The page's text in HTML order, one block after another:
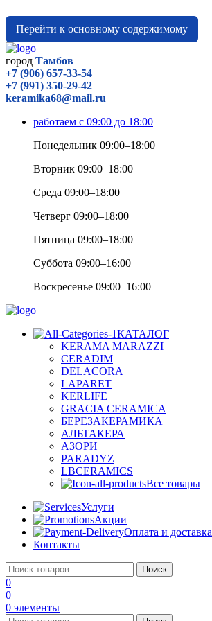
Перейти к основному содержимому
город Тамбов
+7 (906) 657-33-54
+7 (991) 350-29-42
keramika68@mail.ru
работаем с 09:00 до 18:00
Понедельник 09:00–18:00
Вторник 09:00–18:00
Среда 09:00–18:00
Четверг 09:00–18:00
Пятница 09:00–18:00
Суббота 09:00–16:00
Воскресенье 09:00–16:00
КАТАЛОГ
KERAMA MARAZZI
CERADIM
DELACORA
LAPARET
KERLIFE
GRACIA CERAMICA
БЕРЕЗАКЕРАМИКА
АЛЬТАКЕРА
АЗОРИ
PARADYZ
LBCERAMICS
Все товары
Услуги
Акции
Оплата и доставка
Контакты
Поиск
0
0
0 элементы